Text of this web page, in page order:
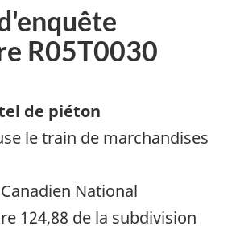
R05T0030
de piéton
le train de marchandises
National
124,88 de la subdivision